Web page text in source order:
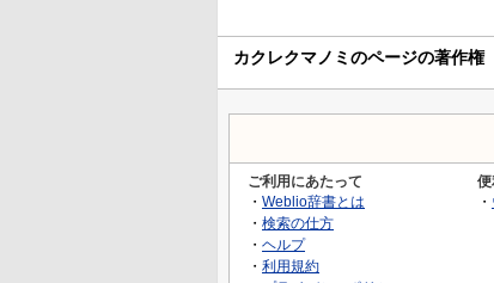
カクレクマノミのページの著作権
ご利用にあたって
・ Weblio辞書とは
・ 検索の仕方
・ ヘルプ
・ 利用規約
便
・